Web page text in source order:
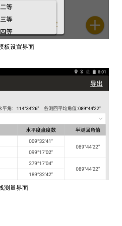
板设置界面
测量界面